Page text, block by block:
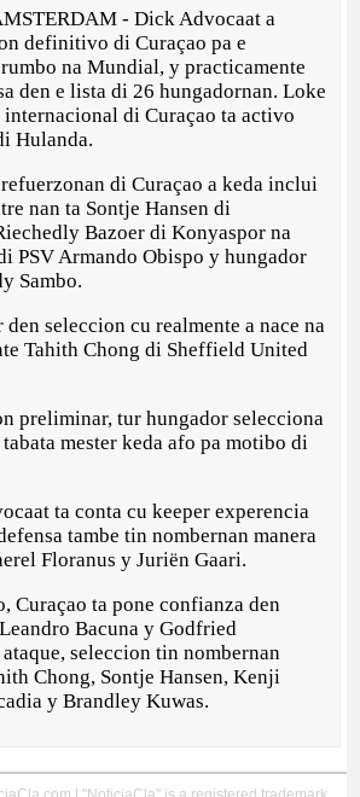
- Dick Advocaat a
definitivo di Curaçao pa e
na Mundial, y practicamente
den e lista di 26 hungadornan. Loke
internacional di Curaçao ta activo
Hulanda.
di Curaçao a keda inclui
nan ta Sontje Hansen di
Bazoer di Konyaspor na
PSV Armando Obispo y hungador
Sambo.
seleccion cu realmente a nace na
Tahith Chong di Sheffield United
preliminar, tur hungador selecciona
mester keda afo pa motibo di
ta conta cu keeper experencia
tambe tin nombernan manera
Floranus y Juriën Gaari.
Curaçao ta pone confianza den
Bacuna y Godfried
seleccion tin nombernan
Chong, Sontje Hansen, Kenji
y Brandley Kuwas.